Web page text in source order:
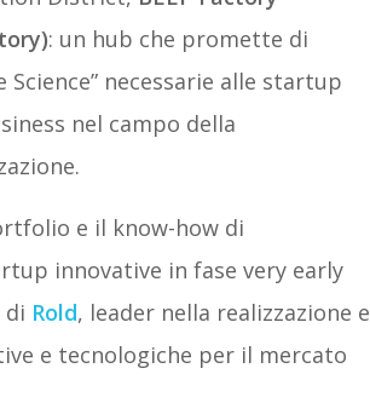
: un hub che promette di
necessarie alle startup
nel campo della
e il know-how di
innovative in fase very early
di Rold, leader nella realizzazione e
e tecnologiche per il mercato